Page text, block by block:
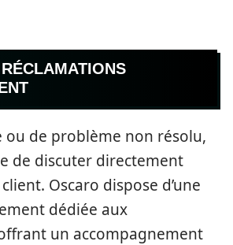
ou de problème non résolu,
de discuter directement
Oscaro dispose d’une
dédiée aux
un accompagnement